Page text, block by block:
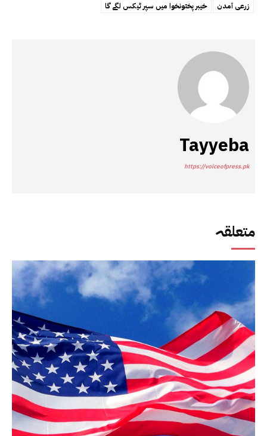
متعلقہ
خیبر پختونخوا میں سپر ٹیکس لگے گا
زرعی آمدن
Tayyeba
https://voiceofpress.pk